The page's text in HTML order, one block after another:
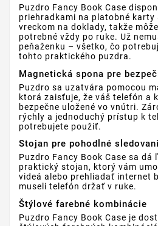
Puzdro Fancy Book Case
priehradkami na platobné karty
vreckom na doklady, takže
potrebné vždy po ruke. Už
peňaženku – všetko, čo
tohto praktického puzdra.
Magnetická spona pre
Puzdro sa uzatvára pomocou
ktorá zaisťuje, že váš telefón a
bezpečne uložené vo vnútri.
rýchly a jednoduchý prístup k
potrebujete použiť.
Stojan pre pohodlné
Puzdro Fancy Book Case sa dá
praktický stojan, ktorý vám
videá alebo prehliadať internet
museli telefón držať v ruke.
Štýlové farebné kombinácie
Puzdro Fancy Book Case je